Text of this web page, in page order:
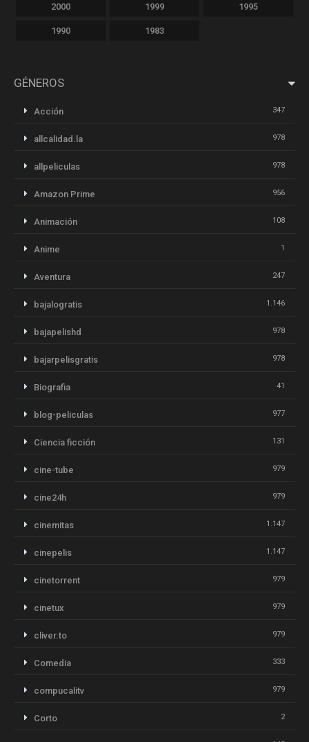
2000 1999 1995
1990 1983
GÉNEROS
Acción 347
allcalidad.la 978
allpeliculas 978
Amazon Prime 956
Animación 108
Anime 1
Aventura 247
bajalogratis 1.146
bajapelishd 978
bajarpelisgratis 978
Biografia 41
blog-peliculas 977
Ciencia ficción 131
cine-tube 979
cine24h 979
cinemitas 1.147
cinepelis 1.147
cinetorrent 979
cinetux 979
cliver.to 979
Comedia 333
compucalitv 979
Corto 2